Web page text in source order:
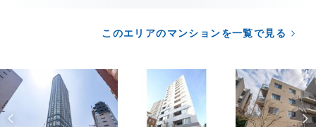
このエリアのマンションを一覧で見る